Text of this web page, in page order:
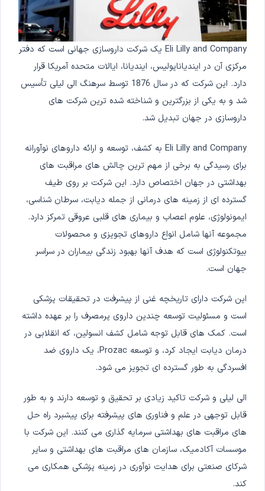
Eli Lilly and Company یک شرکت داروسازی جهانی است که دفتر
مرکزی آن در ایندیاناپولیس، ایندیانا، ایالات متحده آمریکا قرار
دارد. این شرکت که در سال 1876 توسط سرهنگ الی لیلی تأسیس
شد و به یکی از بزرگترین و شناخته شده ترین شرکت های
داروسازی در جهان تبدیل شد.
Eli Lilly and Company به کشف، توسعه و ارائه داروهای نوآورانه
برای رسیدگی به برخی از مهم ترین چالش های مراقبت های
بهداشتی در جهان اختصاص دارد. این شرکت بر روی طیف
گسترده ای از زمینه های درمانی از جمله دیابت، سرطان شناسی،
ایمونولوژی، علوم اعصاب و بیماری های قلبی عروقی تمرکز دارد.
مجموعه آنها شامل انواع داروهای تجویزی و محصولات
بیوتکنولوژی است که هدف آنها بهبود زندگی بیماران در سراسر
جهان است.
این شرکت دارای تاریخچه غنی از پیشرفت در تحقیقات پزشکی
است و مسئولیت توسعه چندین داروی پرمصرف را بر عهده داشته
است. کمک های قابل توجه شامل کشف انسولین، که انقلابی در
درمان دیابت ایجاد کرد، و توسعه Prozac، یک داروی ضد
افسردگی به طور گسترده ای تجویز می شود.
الی لیلی و شرکت تاکید زیادی بر تحقیق و توسعه دارند و به طور
قابل توجهی در علم و فناوری های پیشرفته برای پیشبرد راه حل
های مراقبت های بهداشتی سرمایه گذاری می کنند. این شرکت با
موسسات آکادمیک، سازمان های مراقبت های بهداشتی و سایر
شرکای صنعتی برای هدایت نوآوری در زمینه پزشکی همکاری می
کند.